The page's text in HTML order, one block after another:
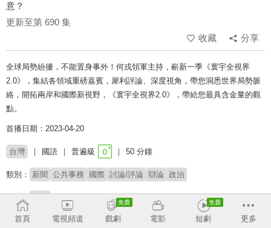
意？
更新至第 690 集
收藏
分享
全球局勢紛擾，不能置身事外！何戎領軍主持，嶄新一季《寰宇全視界
2.0》，集結各領域重磅嘉賓，犀利評論、深度視角，帶您洞悉世界局勢脈
絡，開拓兩岸和國際新視野，《寰宇全視界2.0》，帶給您最具含金量的觀
點。
首播日期：2023-04-20
台灣 國語 普遍級 50 分鐘
類別： 新聞 公共事務 國際 討論/評論 辯論 政治
主持：
首頁 電視頻道 戲劇 電影 短劇 更多